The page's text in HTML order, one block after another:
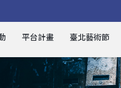
平台計畫 臺北藝術節